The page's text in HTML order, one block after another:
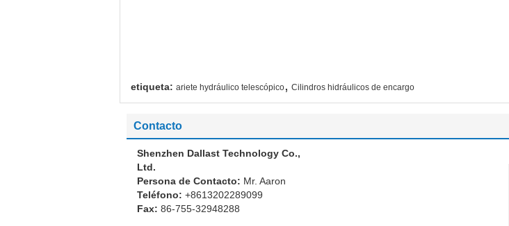
etiqueta: ariete hydráulico telescópico, Cilindros hidráulicos de encargo
Contacto
Shenzhen Dallast Technology Co.,
Ltd.
Persona de Contacto: Mr. Aaron
Teléfono: +8613202289099
Fax: 86-755-32948288